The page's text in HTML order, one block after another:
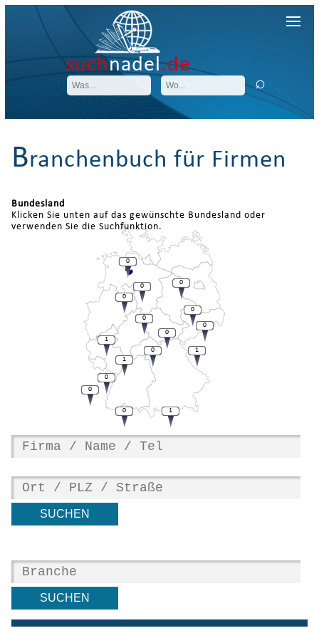
suchnadel.de
Branchenbuch für Firmen
Bundesland
Klicken Sie unten auf das gewünschte Bundesland oder
verwenden Sie die Suchfunktion.
1
0
1
0
0
0
0
0
0
0
0
1
0
0
0
1